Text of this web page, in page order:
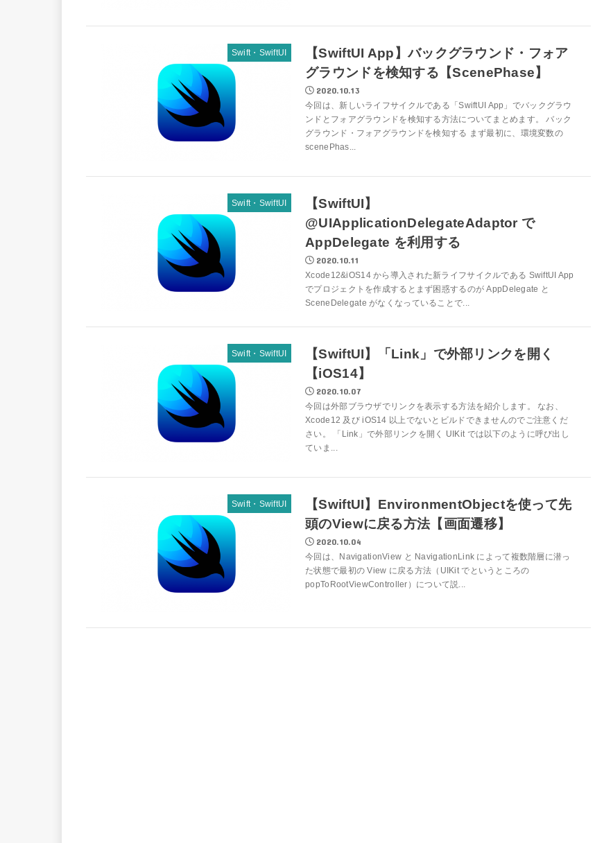
Swift・SwiftUI
【SwiftUI App】バックグラウンド・フォア
グラウンドを検知する【ScenePhase】
2020.10.13
今回は、新しいライフサイクルである「SwiftUI App」でバックグラウ
ンドとフォアグラウンドを検知する方法についてまとめます。 バック
グラウンド・フォアグラウンドを検知する まず最初に、環境変数の
scenePhas...
Swift・SwiftUI
【SwiftUI】
@UIApplicationDelegateAdaptor で
AppDelegate を利用する
2020.10.11
Xcode12&iOS14 から導入された新ライフサイクルである SwiftUI App
でプロジェクトを作成するとまず困惑するのが AppDelegate と
SceneDelegate がなくなっていることで...
Swift・SwiftUI
【SwiftUI】「Link」で外部リンクを開く
【iOS14】
2020.10.07
今回は外部ブラウザでリンクを表示する方法を紹介します。 なお、
Xcode12 及び iOS14 以上でないとビルドできませんのでご注意くだ
さい。 「Link」で外部リンクを開く UIKit では以下のように呼び出し
ていま...
Swift・SwiftUI
【SwiftUI】EnvironmentObjectを使って先
頭のViewに戻る方法【画面遷移】
2020.10.04
今回は、NavigationView と NavigationLink によって複数階層に潜っ
た状態で最初の View に戻る方法（UIKit でというところの
popToRootViewController）について説...